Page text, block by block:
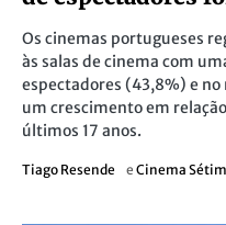
Os cinemas portugueses
às salas de cinema com
espectadores (43,8%) e
um crescimento em
últimos 17 anos.
Tiago Resende e Cinema